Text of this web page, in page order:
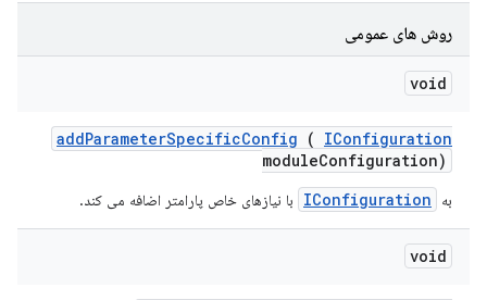
روش های عمومی
void
addParameterSpecificConfig ( IConfiguration
moduleConfiguration)
به IConfiguration با نیازهای خاص پارامتر اضافه می کند.
void